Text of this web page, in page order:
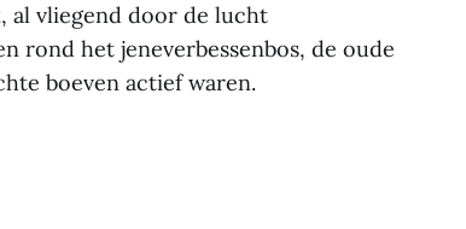
al vliegend door de lucht
rond het jeneverbessenbos, de oude
boeven actief waren.